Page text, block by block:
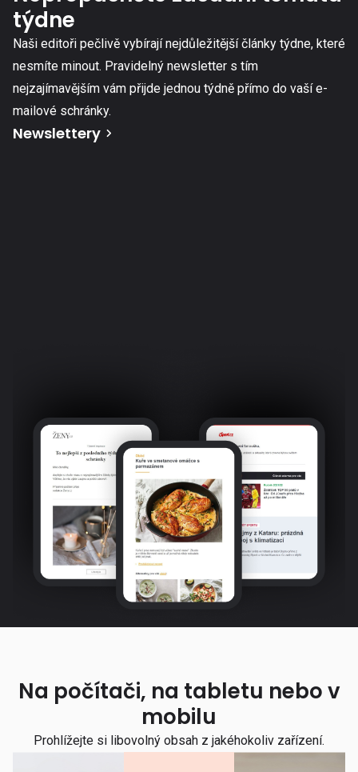
týdne
Naši editoři pečlivě vybírají nejdůležitější články týdne, které
nesmíte minout. Pravidelný newsletter s tím
nejzajímavějším vám přijde jednou týdně přímo do vaší e-
mailové schránky.
Newslettery
Na počítači, na tabletu nebo v
mobilu
Prohlížejte si libovolný obsah z jakéhokoliv zařízení.